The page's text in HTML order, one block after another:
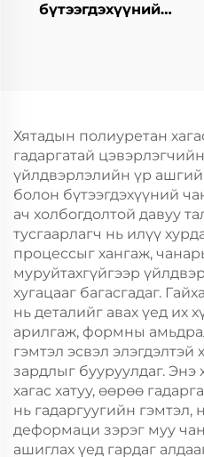
бүтээгдэхүүний
Хятадын полиуретан
гадаргатай
үйлдвэрлэлийн үр
болон бүтээгдэхүүний
ач холбогдолтой давуу
тусгаарлагч нь илүү
процессыг хангаж,
муруйтахгүйгээр
хугацааг багасгадаг.
нь деталийг авах үед их
арилгаж, формны
гэмтэл эсвэл
зардлыг бууруулдаг.
хагас хатуу, өөрөө
нь гадаргуугийн
деформаци зэрэг муу
ашиглах үед гардаг